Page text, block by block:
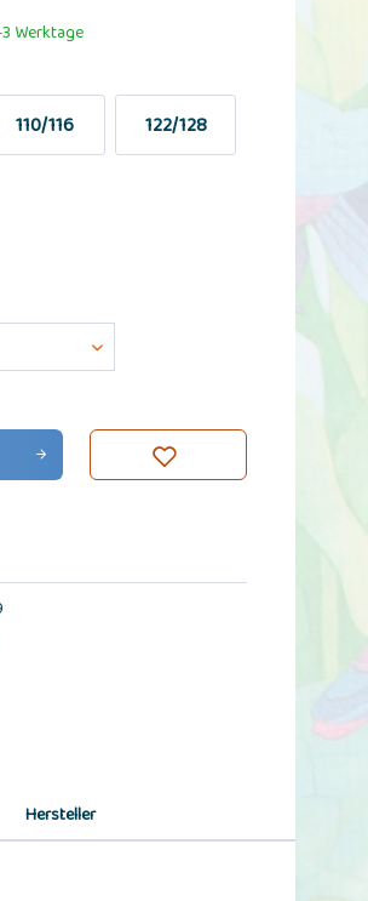
Werktage
110/116 122/128
Hersteller